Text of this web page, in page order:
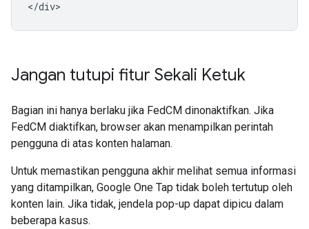
Jangan tutupi fitur Sekali Ketuk
Bagian ini hanya berlaku jika FedCM dinonaktifkan. Jika
FedCM diaktifkan, browser akan menampilkan perintah
pengguna di atas konten halaman.
Untuk memastikan pengguna akhir melihat semua informasi
yang ditampilkan, Google One Tap tidak boleh tertutup oleh
konten lain. Jika tidak, jendela pop-up dapat dipicu dalam
beberapa kasus.